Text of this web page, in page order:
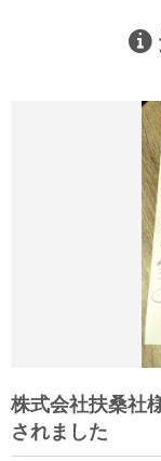
株式会社扶桑社
されました